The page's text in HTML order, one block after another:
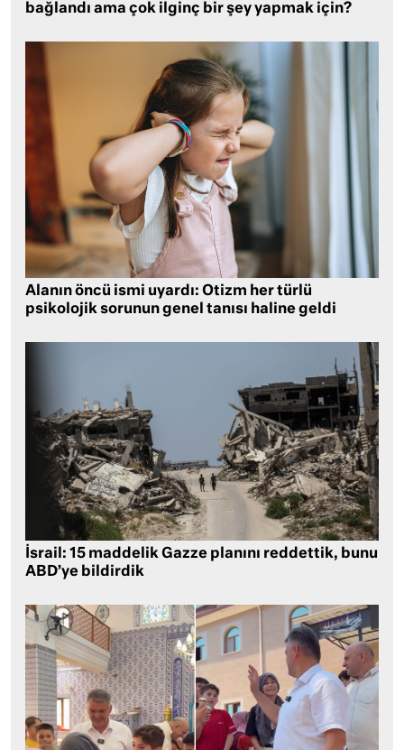
bağlandı ama çok ilginç bir şey yapmak için?
Alanın öncü ismi uyardı: Otizm her türlü
psikolojik sorunun genel tanısı haline geldi
İsrail: 15 maddelik Gazze planını reddettik, bunu
ABD’ye bildirdik